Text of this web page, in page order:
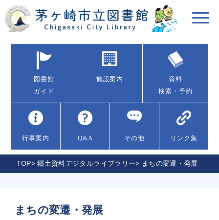
図書館
ガイド
施設案内
資料
検索・予約
行事案内 Q&A その他 リンク集
TOP>郷土資料デジタルライブラリー> まちの変遷・発展
まちの変遷・発展